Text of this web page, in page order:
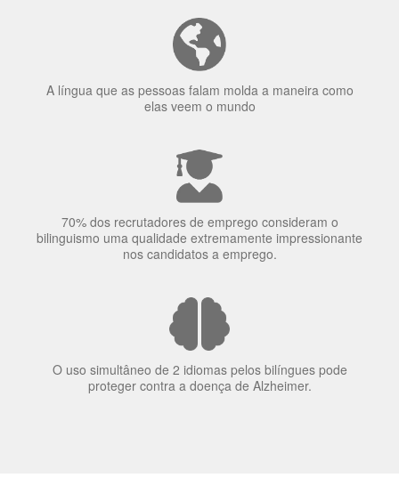
A língua que as pessoas falam molda a maneira como
elas veem o mundo
70% dos recrutadores de emprego consideram o
bilinguismo uma qualidade extremamente impressionante
O uso simultâneo de 2 idiomas pelos bilíngues pode
proteger contra a doença de Alzheimer.